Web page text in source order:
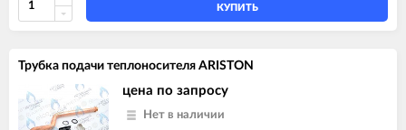
КУПИТЬ
Трубка подачи теплоносителя ARISTON
цена по запросу
Нет в наличии